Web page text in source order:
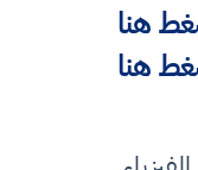
هنا
هنا